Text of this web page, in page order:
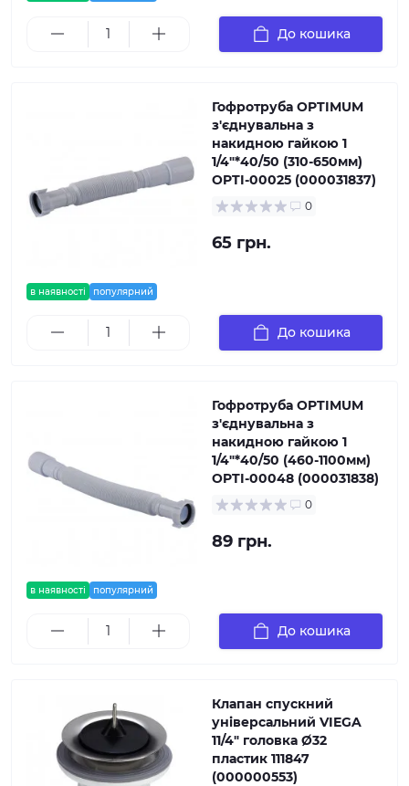
До кошика
в наявності популярний
Гофротруба OPTIMUM
з'єднувальна з
накидною гайкою 1
1/4″*40/50 (310-650мм)
OPTI-00025 (000031837)
0
65 грн.
До кошика
в наявності популярний
Гофротруба OPTIMUM
з'єднувальна з
накидною гайкою 1
1/4″*40/50 (460-1100мм)
OPTI-00048 (000031838)
0
89 грн.
До кошика
Клапан спускний
унiверсальний VIEGA
11/4″ головка Ø32
пластик 111847
(000000553)